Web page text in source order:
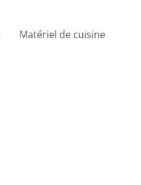
Matériel de cuisine